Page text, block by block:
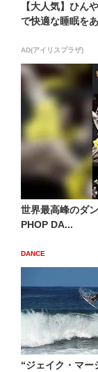
【大人気】ひん
で快適な睡眠をあ
AD(アイリスプラザ)
世界最高峰のダ
PHOP DA...
DANCE
“ジェイク・マー